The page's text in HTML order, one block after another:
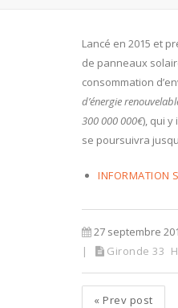
Lancé en 2015 et
de panneaux
consommation
d’énergie
300 000 000€), qui
se poursuivra
INFORMATION
27 septembre
Gironde 33
« Prev post